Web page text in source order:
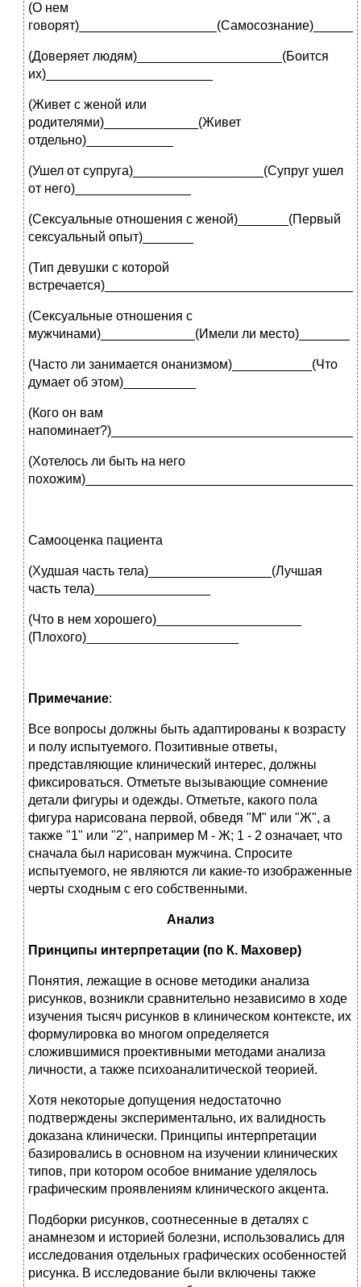
(О нем
(Доверяет людям)____________________(Боится
их)_______________________
(Живет с женой или
родителями)_____________(Живет
отдельно)____________
(Ушел от супруга)__________________(Супруг ушел
от него)________________
(Сексуальные отношения с женой)_______(Первый
сексуальный опыт)_______
(Тип девушки с которой
(Сексуальные отношения с
мужчинами)_____________(Имели ли место)_______
(Часто ли занимается онанизмом)___________(Что
думает об этом)__________
(Кого он вам
(Хотелось ли быть на него
похожим)_____________________________________
Самооценка пациента
(Худшая часть тела)_________________(Лучшая
часть тела)________________
(Что в нем хорошего)____________________
(Плохого)_____________________
Примечание:
Все вопросы должны быть адаптированы к возрасту
и полу испытуемого. Позитивные ответы,
представляющие клинический интерес, должны
фиксироваться. Отметьте вызывающие сомнение
детали фигуры и одежды. Отметьте, какого пола
фигура нарисована первой, обведя "М" или "Ж", а
также "1" или "2", например М - Ж; 1 - 2 означает, что
сначала был нарисован мужчина. Спросите
испытуемого, не являются ли какие-то изображенные
черты сходным с его собственными.
Анализ
Принципы интерпретации (по К. Маховер)
Понятия, лежащие в основе методики анализа
рисунков, возникли сравнительно независимо в ходе
изучения тысяч рисунков в клиническом контексте, их
формулировка во многом определяется
сложившимися проективными методами анализа
личности, а также психоаналитической теорией.
Хотя некоторые допущения недостаточно
подтверждены экспериментально, их валидность
доказана клинически. Принципы интерпретации
базировались в основном на изучении клинических
типов, при котором особое внимание уделялось
графическим проявлениям клинического акцента.
Подборки рисунков, соотнесенные в деталях с
анамнезом и историей болезни, использовались для
исследования отдельных графических особенностей
рисунка. В исследование были включены также